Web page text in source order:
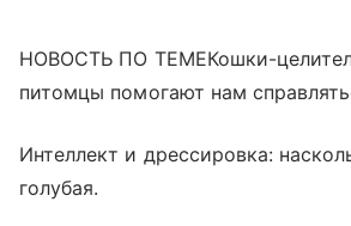
НОВОСТЬ ПО ТЕМЕКошки-
питомцы помогают нам
Интеллект и дрессировка:
голубая.